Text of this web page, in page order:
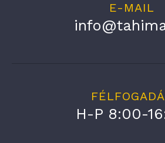
E-MAIL
H-P 8:00-